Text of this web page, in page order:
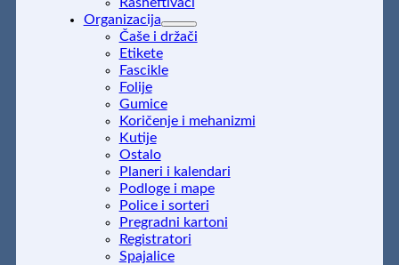
Rasheftivači
Organizacija
Čaše i držači
Etikete
Fascikle
Folije
Gumice
Koričenje i mehanizmi
Kutije
Ostalo
Planeri i kalendari
Podloge i mape
Police i sorteri
Pregradni kartoni
Registratori
Spajalice